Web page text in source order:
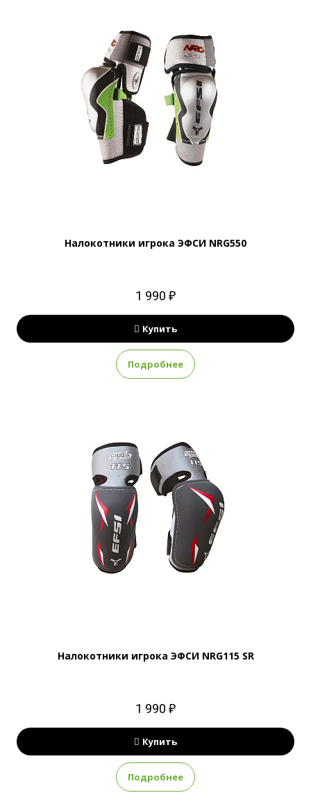
Налокотники игрока ЭФСИ NRG550
1 990 ₽
Купить
Подробнее
Налокотники игрока ЭФСИ NRG115 SR
1 990 ₽
Купить
Подробнее